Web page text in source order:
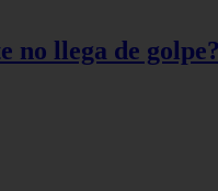
no llega de